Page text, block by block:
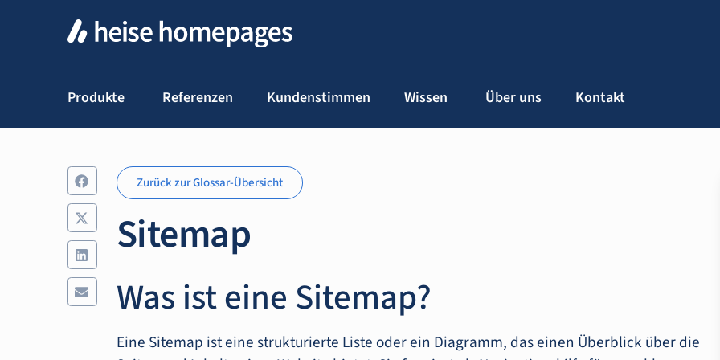
Produkte Referenzen Kundenstimmen Wissen Über uns Kontakt
Zurück zur Glossar-Übersicht
Sitemap
Was ist eine Sitemap?
Eine Sitemap ist eine strukturierte Liste oder ein Diagramm, das einen Überblick über die